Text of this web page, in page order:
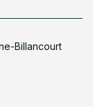
Billancourt